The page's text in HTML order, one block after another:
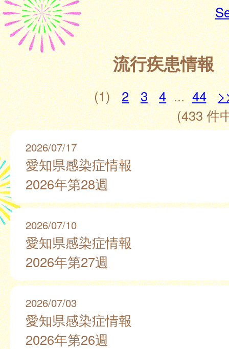
流行疾患情報
(1) 2 3 4 ... 44
(433 件
2026/07/17
愛知県感染症情報
2026年第28週
2026/07/10
愛知県感染症情報
2026年第27週
2026/07/03
愛知県感染症情報
2026年第26週